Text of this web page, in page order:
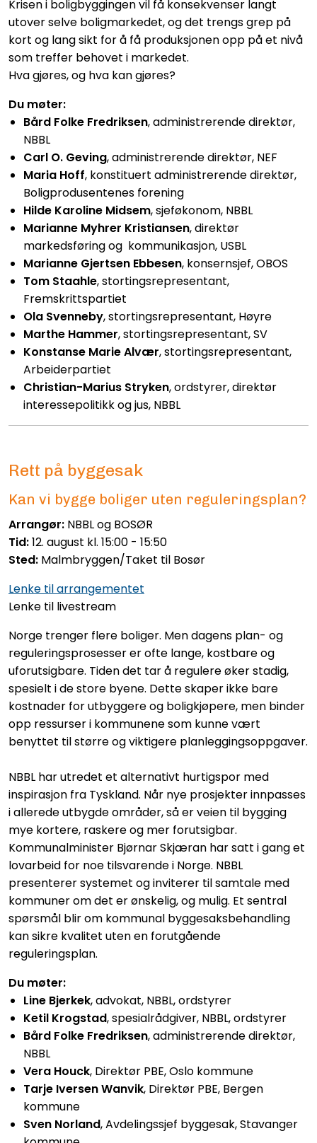
Krisen i boligbyggingen vil få konsekvenser langt
utover selve boligmarkedet, og det trengs grep på
kort og lang sikt for å få produksjonen opp på et nivå
som treffer behovet i markedet.
Hva gjøres, og hva kan gjøres?
Du møter:
Bård Folke Fredriksen, administrerende direktør,
NBBL
Carl O. Geving, administrerende direktør, NEF
Maria Hoff, konstituert administrerende direktør,
Boligprodusentenes forening
Hilde Karoline Midsem, sjeføkonom, NBBL
Marianne Myhrer Kristiansen, direktør
markedsføring og kommunikasjon, USBL
Marianne Gjertsen Ebbesen, konsernsjef, OBOS
Tom Staahle,stortingsrepresentant,
Fremskrittspartiet
Ola Svenneby,stortingsrepresentant, Høyre
Marthe Hammer,stortingsrepresentant, SV
Konstanse Marie Alvær,stortingsrepresentant,
Arbeiderpartiet
Christian-Marius Stryken, ordstyrer,direktør
interessepolitikk og jus, NBBL
Rett på byggesak
Kan vi bygge boliger uten reguleringsplan?
Arrangør: NBBL og BOSØR
Tid:12. august kl. 15:00 - 15:50
Sted: Malmbryggen/Taket til Bosør
Lenke til arrangementet
Lenke til livestream
Norge trenger flere boliger. Men dagens plan- og
reguleringsprosesser er ofte lange, kostbare og
uforutsigbare. Tiden det tar å regulere øker stadig,
spesielt i de store byene. Dette skaper ikke bare
kostnader for utbyggere og boligkjøpere, men binder
opp ressurser i kommunene som kunne vært
benyttet til større og viktigere planleggingsoppgaver.
NBBL har utredet et alternativt hurtigspor med
inspirasjon fra Tyskland. Når nye prosjekter innpasses
i allerede utbygde områder, så er veien til bygging
mye kortere, raskere og mer forutsigbar.
Kommunalminister Bjørnar Skjæran har satt i gang et
lovarbeid for noe tilsvarende i Norge. NBBL
presenterer systemet og inviterer til samtale med
kommuner om det er ønskelig, og mulig. Et sentral
spørsmål blir om kommunal byggesaksbehandling
kan sikre kvalitet uten en forutgående
reguleringsplan.
Du møter:
Line Bjerkek, advokat, NBBL, ordstyrer
Ketil Krogstad,spesialrådgiver, NBBL, ordstyrer
Bård Folke Fredriksen, administrerende direktør,
NBBL
Vera Houck, Direktør PBE, Oslo kommune
Tarje Iversen Wanvik, Direktør PBE, Bergen
kommune
Sven Norland,Avdelingssjef byggesak, Stavanger